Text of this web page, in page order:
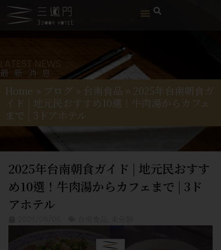
LATEST NEWS
最新消息
Home » ブログ » 台南食品 » 2025年台南朝食ガ
イド | 地元民おすすめ10選！牛肉湯からカフェ
まで | 3ドアホテル
2025年台南朝食ガイド | 地元民おすす
め10選！牛肉湯からカフェまで | 3ド
アホテル